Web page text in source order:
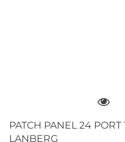
PATCH PANEL 24 PORT
LANBERG